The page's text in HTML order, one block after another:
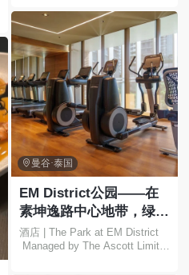
 曼谷·泰国
EM District公园——在
素坤逸路中心地带，绿树
环绕，尽享都市繁华，放
松身心🍃✨
酒店 | The Park at EM District
Managed by The Ascott Limite